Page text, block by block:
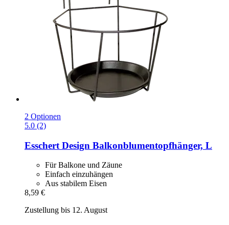
2 Optionen
5.0 (2)
Esschert Design Balkonblumentopfhänger, L
Für Balkone und Zäune
Einfach einzuhängen
Aus stabilem Eisen
8,59 €
Zustellung bis 12. August